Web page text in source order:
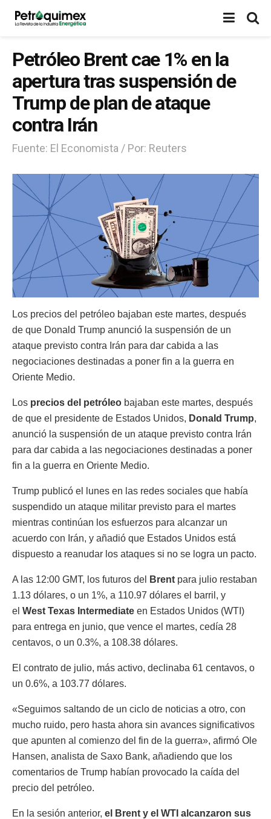
Petróleo Brent cae 1% en la
apertura tras suspensión de
Trump de plan de ataque
contra Irán
Fuente: El Economista / Por: Reuters
Los ⁠precios del petróleo bajaban este martes, después
de que Donald Trump anunció la suspensión de un
ataque previsto contra Irán para dar cabida a las
‌negociaciones destinadas a poner fin a la guerra en
⁠Oriente Medio.
Los precios del petróleo bajaban este martes, después
de que el presidente de ⁠Estados Unidos, Donald Trump,
anunció la suspensión de un ataque previsto contra Irán
para dar cabida a las negociaciones destinadas a poner
fin a la guerra en ⁠Oriente Medio.
Trump publicó el lunes en ⁠las redes sociales que había
suspendido un ataque militar previsto para el martes
mientras continúan los esfuerzos para alcanzar un
acuerdo con Irán, y añadió que Estados Unidos está
dispuesto a reanudar los ataques si no se logra un pacto.
A las 12:00 GMT, los futuros del Brent para julio restaban
1.13 dólares, o un 1%, a 110.97 dólares el barril, y
el West Texas Intermediate en Estados Unidos (WTI)
para entrega en junio, que vence el martes, cedía 28
centavos, o un 0.3%, a 108.38 dólares.
El contrato de julio, más activo, declinaba 61 centavos, o
un 0.6%, a 103.77 dólares.
«Seguimos saltando de un ciclo de noticias a otro, con
mucho ruido, pero hasta ahora sin avances significativos
que apunten al comienzo del fin de la guerra», afirmó Ole
Hansen, analista de Saxo Bank, añadiendo que los
comentarios de Trump habían provocado la caída del
precio del petróleo.
En la sesión anterior, el Brent y el WTI alcanzaron sus